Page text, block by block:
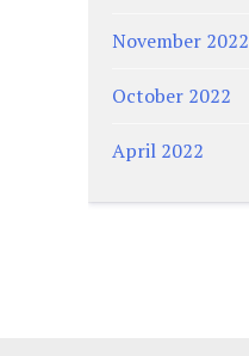
November 2022
October 2022
April 2022